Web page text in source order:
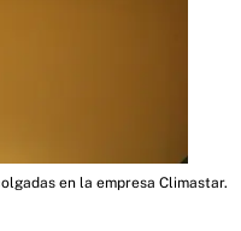
en la empresa Climastar.